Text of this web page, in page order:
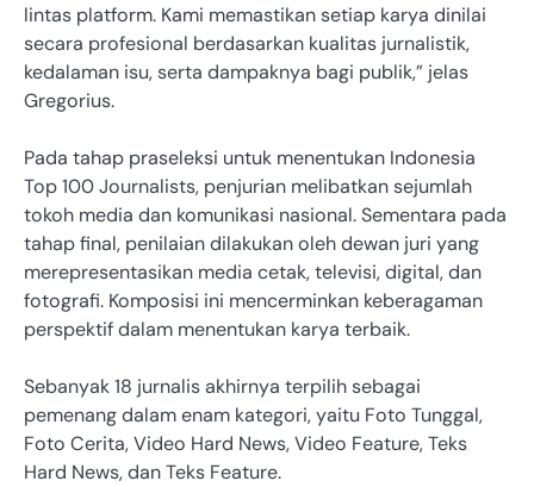
lintas platform. Kami memastikan setiap karya dinilai
secara profesional berdasarkan kualitas jurnalistik,
kedalaman isu, serta dampaknya bagi publik,” jelas
Gregorius.
Pada tahap praseleksi untuk menentukan Indonesia
Top 100 Journalists, penjurian melibatkan sejumlah
tokoh media dan komunikasi nasional. Sementara pada
tahap final, penilaian dilakukan oleh dewan juri yang
merepresentasikan media cetak, televisi, digital, dan
fotografi. Komposisi ini mencerminkan keberagaman
perspektif dalam menentukan karya terbaik.
Sebanyak 18 jurnalis akhirnya terpilih sebagai
pemenang dalam enam kategori, yaitu Foto Tunggal,
Foto Cerita, Video Hard News, Video Feature, Teks
Hard News, dan Teks Feature.